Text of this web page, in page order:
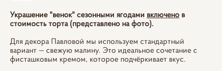
Украшение "венок" сезонными ягодами включено в
стоимость торта (представлено на фото).
Для декора Павловой мы используем стандартный
вариант — свежую малину. Это идеальное сочетание с
фисташковым кремом, которое подчёркивает вкус.